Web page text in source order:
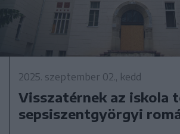
2025. szeptember 02., kedd
Visszatérnek az iskola
sepsiszentgyörgyi